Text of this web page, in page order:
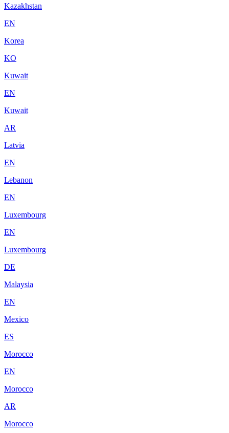
Kazakhstan
EN
Korea
KO
Kuwait
EN
Kuwait
AR
Latvia
EN
Lebanon
EN
Luxembourg
EN
Luxembourg
DE
Malaysia
EN
Mexico
ES
Morocco
EN
Morocco
AR
Morocco